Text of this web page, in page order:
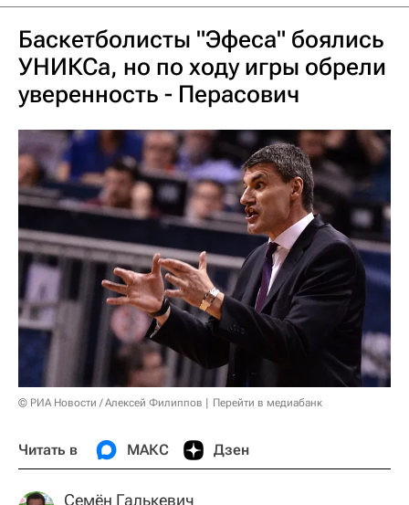
Баскетболисты "Эфеса" боялись
УНИКСа, но по ходу игры обрели
уверенность - Перасович
© РИА Новости / Алексей Филиппов Перейти в медиабанк
Читать в МАКС Дзен
Семён Галькевич